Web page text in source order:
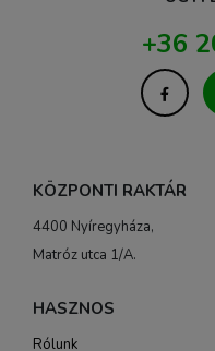
+36
KÖZPONTI RAKTÁR
4400 Nyíregyháza,
Matróz utca 1/A.
HASZNOS
Rólunk